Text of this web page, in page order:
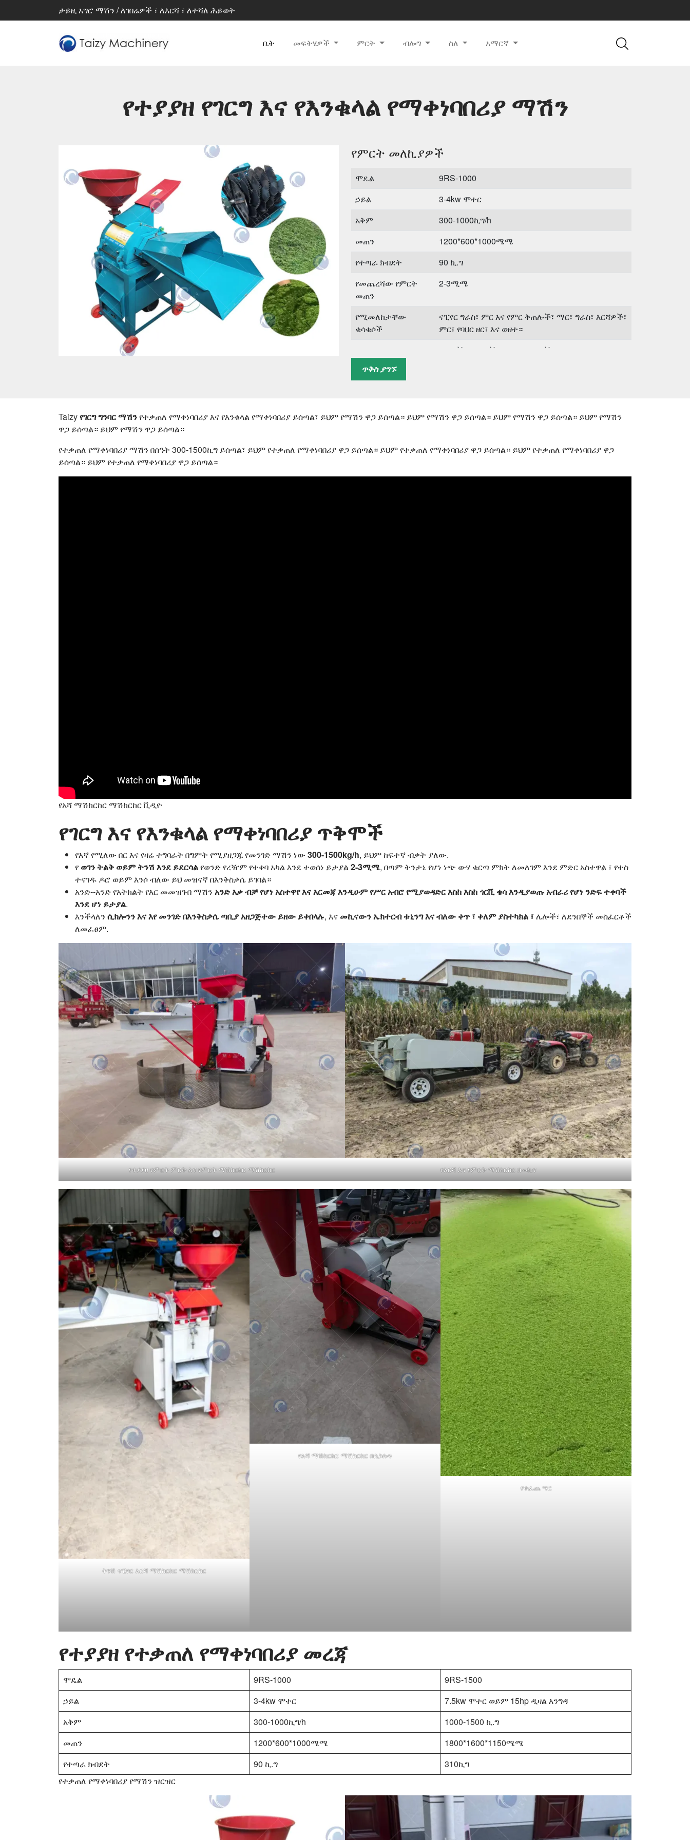
ታይዚ አግሮ ማሽን / ለገበሬዎች ፣ ለእርሻ ፣ ለተሻለ ሕይወት
ቤት መፍትሄዎች ምርት ብሎግ ስለ አማርኛ
የተያያዘ የገርግ እና የእንቁላል የማቀነባበሪያ ማሽን
የምርት መለኪያዎች
ሞዴል
9RS-1000
ኃይል
3-4kw ሞተር
አቅም
300-1000ኪግ/h
መጠን
1200*600*1000ሜሜ
የተጣራ ክብደት
90 ኪ.ግ
የመጨረሻው የምርት
መጠን
2-3ሚሜ
የሚመለከታቸው
ቁሳቁሶች
ናፒየር ግራስ፣ ምር እና የምር ቅጠሎች፣ ማር፣ ግራስ፣ እርሻዎች፣
ምር፣ የባህር ዘር፣ እና ወዘተ።
ዶሮዎች፣ ድመቶች፣ ወተን፣ ድመቶች፣ ወዘተ።
ጥቅስ ያግኙ
Taizyየገርግ ግንባር ማሽንየተቃጠለ የማቀነባበሪያ እና የእንቁላል የማቀነባበሪያ ይሰጣል፣ ይህም የማሽን ዋጋ ይሰጣል። ይህም የማሽን ዋጋ ይሰጣል። ይህም የማሽን ዋጋ ይሰጣል። ይህም የማሽን
ዋጋ ይሰጣል። ይህም የማሽን ዋጋ ይሰጣል።
የተቃጠለ የማቀነባበሪያ ማሽን በሰዓት 300-1500ኪግ ይሰጣል፣ ይህም የተቃጠለ የማቀነባበሪያ ዋጋ ይሰጣል። ይህም የተቃጠለ የማቀነባበሪያ ዋጋ ይሰጣል። ይህም የተቃጠለ የማቀነባበሪያ ዋጋ
ይሰጣል። ይህም የተቃጠለ የማቀነባበሪያ ዋጋ ይሰጣል።
የአሻ ማሽከርከር ማሽከርከር ቪዲዮ
የገርግ እና የእንቁላል የማቀነባበሪያ ጥቅሞች
የእኛ የሚለው በር እና የዛሬ ተግባራት በግምት የሚያዘጋጁ የመንገድ ማሽን ነው 300-1500kg/h, ይህም ከፍተኛ ብቃት ያለው.
የ ወገን ትልቅ ወይም ትንሽ እንደ ይደርሳልየወንድ የረዥም የተቀባ አካል እንደ ተወሰነ ይታያል2-3ሚሜ, በጣም ትንታኔ የሆነ ነጭ ውሃ ቁርጣ ምክት ለመለገም እንደ ምድር አስተዋል ፣ የተስ
ተናገዱ ዶሮ ወይም እንሶ ብለው ይህ መዝናኛ በእንቅስቃሴ ይገባል።
አንድ--አንድ የአትክልት የእር መመዝገብ ማሽንአንድ እቃ ብቻ የሆነ አስተዋየ እና እርመጃ እንዲሁም የሥር አብሮ የሚያወዳድር እስከ እስከ ጎርቪ ቄሳ እንዲያወጡ አብራሪ የሆነ ንድፍ ተቀባች
እንደ ሆነ ይታያል.
እንችላለንሲክሎንን እና እየ መንገድ በእንቅስቃሴ ጣቢያ አዘጋጅተው ይዘው ይቀበላሉ, እና መኪናውን ኤክተርብ ቱኒንግ እና ብለው ቀጥ ፣ ቀለም ያስተካክል ፣ ሌሎች፣ ለደንበኞች መስፈርቶች
ለመፈፀም.
የተያያዘ የምርት ምርት እና የምርት ማሽከርከር ማሽከርከር የእርሻ እና የምርት ማሽከርከር በመኪና
ትንሽ ናፒየር እርሻ ማሽከርከር ማሽከርከር
የአሻ ማሽከርከር ማሽከርከር በሲኮሎን
የተፈጨ ሣር
የተያያዘ የተቃጠለ የማቀነባበሪያ መረጃ
ሞዴል 9RS-1000
9RS-1500
ኃይል
3-4kw ሞተር
7.5kw ሞተር ወይም 15hp ዲዛል እንግዳ
አቅም
300-1000ኪግ/h
1000-1500 ኪ.ግ
መጠን
1200*600*1000ሜሜ
1800*1600*1150ሜሜ
የተጣራ ክብደት
90 ኪ.ግ
310ኪግ
የተቃጠለ የማቀነባበሪያ የማሽን ዝርዝር